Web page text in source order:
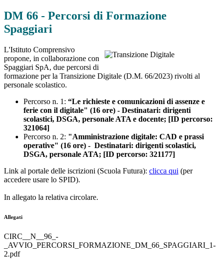
DM 66 - Percorsi di Formazione
Spaggiari
L'Istituto Comprensivo
propone, in collaborazione con
Spaggiari SpA, due percorsi di
formazione per la Transizione Digitale (D.M. 66/2023) rivolti al
personale scolastico.
Percorso n. 1: “Le richieste e comunicazioni di assenze e
ferie con il digitale" (16 ore) - Destinatari: dirigenti
scolastici, DSGA, personale ATA e docente; [ID percorso:
321064]
Percorso n. 2: "Amministrazione digitale: CAD e prassi
operative" (16 ore) - Destinatari: dirigenti scolastici,
DSGA, personale ATA; [ID percorso: 321177]
Link al portale delle iscrizioni (Scuola Futura): clicca qui (per
accedere usare lo SPID).
In allegato la relativa circolare.
Allegati
CIRC__N__96_-
_AVVIO_PERCORSI_FORMAZIONE_DM_66_SPAGGIARI_1-
2.pdf